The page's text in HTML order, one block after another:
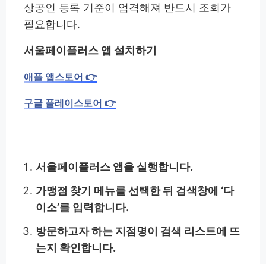
상공인 등록 기준이 엄격해져 반드시 조회가
필요합니다.
서울페이플러스 앱 설치하기
애플 앱스토어 👉
구글 플레이스토어 👉
서울페이플러스 앱을 실행합니다.
가맹점 찾기 메뉴를 선택한 뒤 검색창에 ‘다
이소’를 입력합니다.
방문하고자 하는 지점명이 검색 리스트에 뜨
는지 확인합니다.